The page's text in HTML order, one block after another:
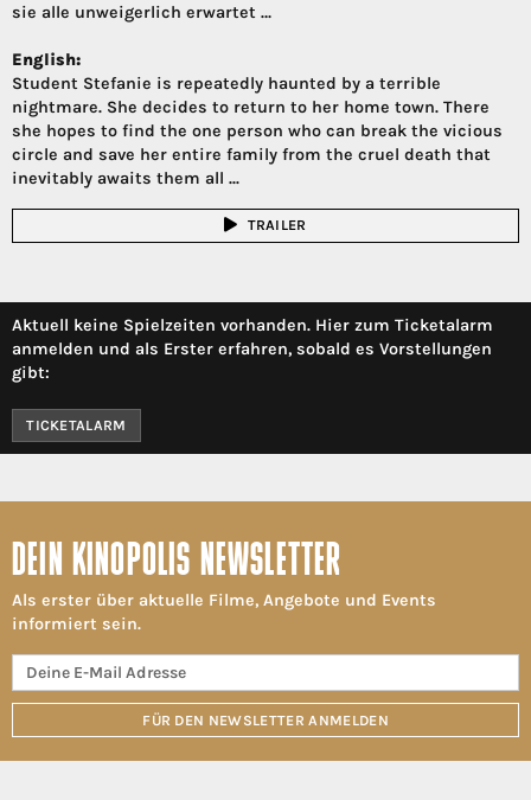
sie alle unweigerlich erwartet …
English:
Student Stefanie is repeatedly haunted by a terrible
nightmare. She decides to return to her home town. There
she hopes to find the one person who can break the vicious
circle and save her entire family from the cruel death that
inevitably awaits them all ...
TRAILER
Aktuell keine Spielzeiten vorhanden. Hier zum Ticketalarm
anmelden und als Erster erfahren, sobald es Vorstellungen
gibt:
TICKETALARM
DEIN KINOPOLIS NEWSLETTER
Als erster über aktuelle Filme, Angebote und Events
informiert sein.
FÜR DEN NEWSLETTER ANMELDEN